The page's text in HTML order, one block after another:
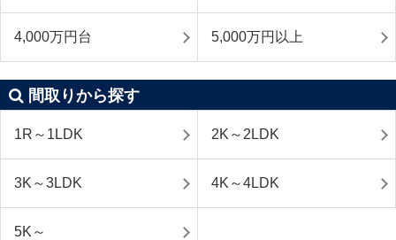
4,000万円台 5,000万円以上
間取りから探す
1R～1LDK 2K～2LDK
3K～3LDK 4K～4LDK
5K～